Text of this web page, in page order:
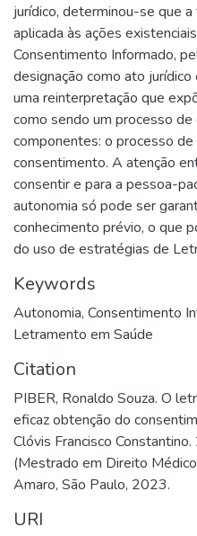
jurídico, determinou-se que
aplicada às ações
Consentimento Informado,
designação como ato
uma reinterpretação que
como sendo um processo de
componentes: o processo
consentimento. A atenção
consentir e para a pessoa-
autonomia só pode ser
conhecimento prévio, o que
do uso de estratégias de
Keywords
Autonomia, Consentimento
Letramento em Saúde
Citation
PIBER, Ronaldo Souza. O
eficaz obtenção do
Clóvis Francisco
(Mestrado em Direito
Amaro, São Paulo, 2023.
URI